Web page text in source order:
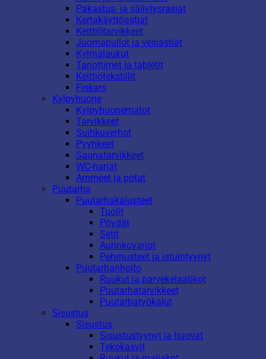
Pakastus- ja säilytysrasiat
Kertakäyttöastiat
Keittiötarvikkeet
Juomapullot ja vesiastiat
Kylmälaukut
Tarjottimet ja tabletit
Keittiötekstiilit
Fiskars
Kylpyhuone
Kylpyhuonematot
Tarvikkeet
Suihkuverhot
Pyyhkeet
Saunatarvikkeet
WC-harjat
Ammeet ja potat
Puutarha
Puutarhakalusteet
Tuolit
Pöydät
Setit
Aurinkovarjot
Pehmusteet ja istuintyynyt
Puutarhanhoito
Ruukut ja parvekelaatikot
Puutarhatarvikkeet
Puutarhatyökalut
Sisustus
Sisustus
Sisustustyynyt ja huovat
Tekokasvit